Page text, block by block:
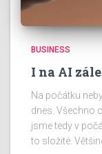
BUSINESS
I na AI
Na počátku
dnes. Všechno
jsme tedy v
to složité.